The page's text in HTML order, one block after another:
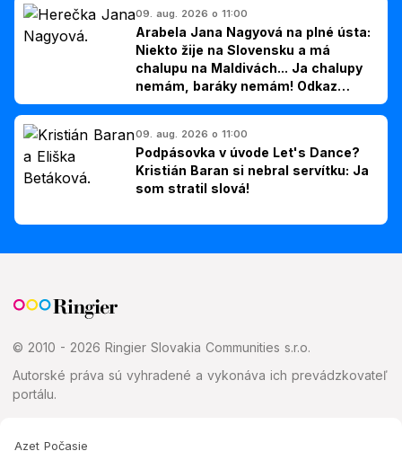
09. aug. 2026 o 11:00
Arabela Jana Nagyová na plné ústa:
Niekto žije na Slovensku a má
chalupu na Maldivách... Ja chalupy
nemám, baráky nemám! Odkaz
Slovákom
09. aug. 2026 o 11:00
Podpásovka v úvode Let's Dance?
Kristián Baran si nebral servítku: Ja
som stratil slová!
© 2010 - 2026 Ringier Slovakia Communities s.r.o.
Autorské práva sú vyhradené a vykonáva ich prevádzkovateľ
portálu.
Azet Počasie